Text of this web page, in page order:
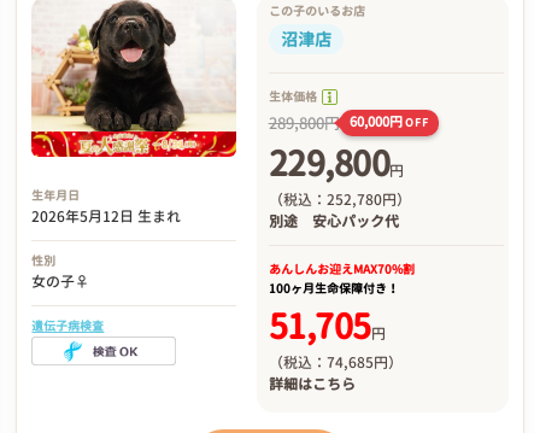
生年月日
2026年5月12日 生まれ
性別
女の子♀
遺伝子病検査
この子のいるお店
沼津店
生体価格
289,800円 60,000円OFF
229,800円
（税込：252,780円）
別途 安心パック代
あんしんお迎えMAX70%割
100ヶ月生命保障付き！
51,705円
（税込：74,685円）
詳細はこちら